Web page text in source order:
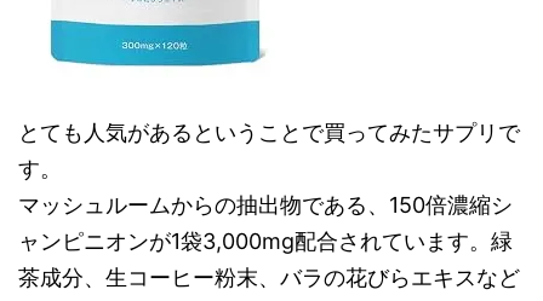
とても人気があるということで買ってみたサプリで
す。
マッシュルームからの抽出物である、150倍濃縮シ
ャンピニオンが1袋3,000mg配合されています。緑
茶成分、生コーヒー粉末、バラの花びらエキスなど